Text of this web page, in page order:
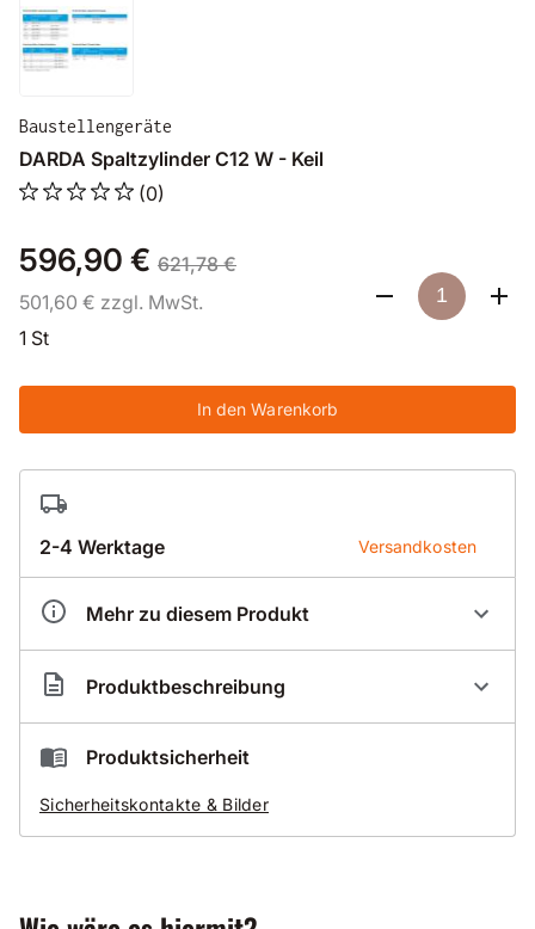
Baustellengeräte
DARDA Spaltzylinder C12 W - Keil
(0)
596,90 € 621,78 €
501,60 € zzgl. MwSt.
1 St
In den Warenkorb
2-4 Werktage Versandkosten
Mehr zu diesem Produkt
Artikelnummer DA800003
Produktbeschreibung
DARDA Spaltzylinder C12 W - Keil
Produktsicherheit
Sicherheitskontakte & Bilder